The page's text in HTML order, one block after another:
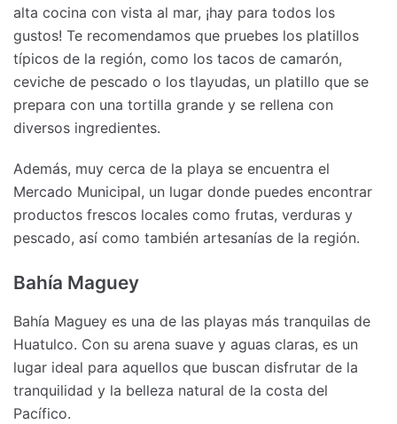
alta cocina con vista al mar, ¡hay para todos los
gustos! Te recomendamos que pruebes los platillos
típicos de la región, como los tacos de camarón,
ceviche de pescado o los tlayudas, un platillo que se
prepara con una tortilla grande y se rellena con
diversos ingredientes.
Además, muy cerca de la playa se encuentra el
Mercado Municipal, un lugar donde puedes encontrar
productos frescos locales como frutas, verduras y
pescado, así como también artesanías de la región.
Bahía Maguey
Bahía Maguey es una de las playas más tranquilas de
Huatulco. Con su arena suave y aguas claras, es un
lugar ideal para aquellos que buscan disfrutar de la
tranquilidad y la belleza natural de la costa del
Pacífico.